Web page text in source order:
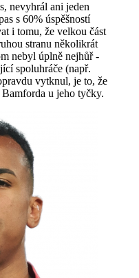
nevyhrál ani jeden
s 60% úspěšností
i tomu, že velkou část
stranu několikrát
nebyl úplně nejhůř -
spoluhráče (např.
vytknul, je to, že
u jeho tyčky.